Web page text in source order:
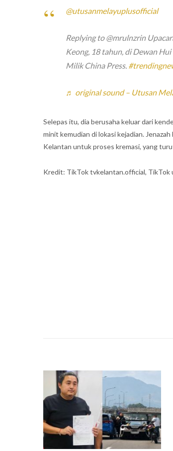
@utusanmelayuplusofficial
Replying to @mrulnzrin
Keong, 18 tahun, di Dewan
Milik China Press.
♬ original sound – Utusan
Selepas itu, dia berusaha keluar dari
minit kemudian di lokasi kejadian.
Kelantan untuk proses kremasi, yang
Kredit: TikTok tvkelantan.official, TikTok